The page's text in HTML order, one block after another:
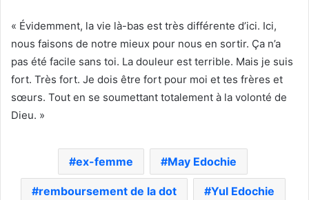
« Évidemment, la vie là-bas est très différente d’ici. Ici,
nous faisons de notre mieux pour nous en sortir. Ça n’a
pas été facile sans toi. La douleur est terrible. Mais je suis
fort. Très fort. Je dois être fort pour moi et tes frères et
sœurs. Tout en se soumettant totalement à la volonté de
Dieu. »
ex-femme May Edochie
remboursement de la dot Yul Edochie